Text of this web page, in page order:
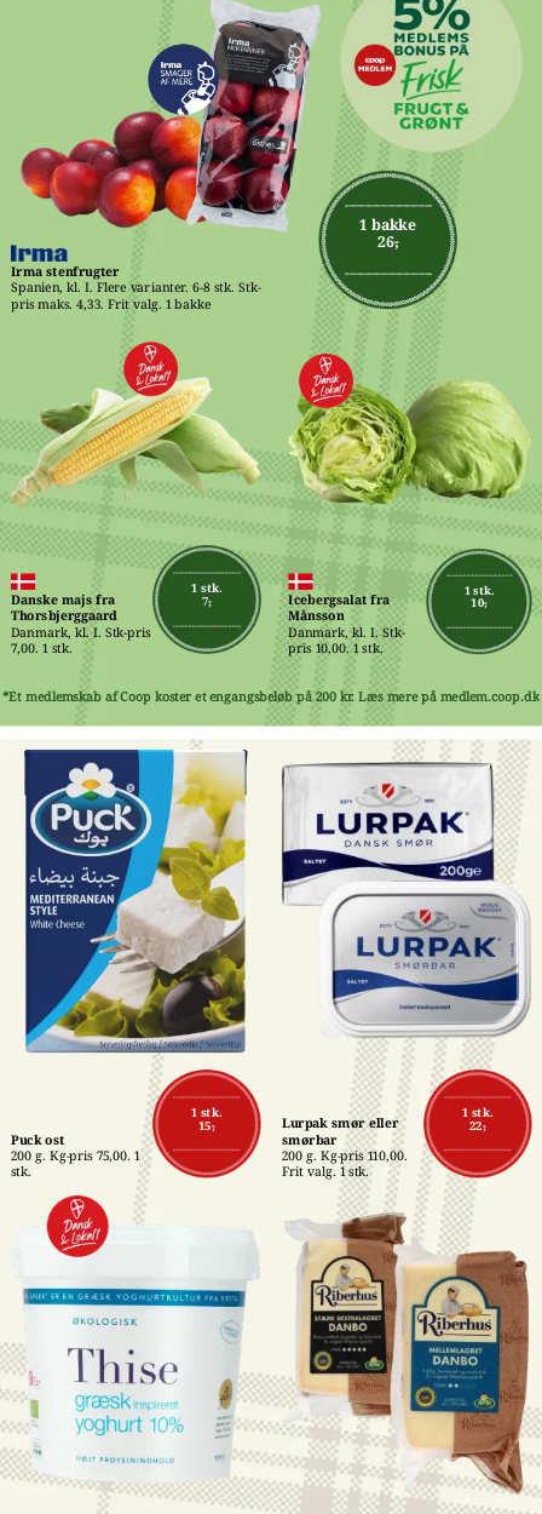
1 stk.
10,-
Icebergsalat fra
Månsson
Danmark, kl. I. Stk-
pris 10,00. 1 stk.
1 bakke
26,-
Irma stenfrugter
Spanien, kl. I. Flere varianter. 6-8 stk. Stk-
pris maks. 4,33. Frit valg. 1 bakke
1 stk.
7,-
Danske majs fra
Thorsbjerggaard
Danmark, kl. I. Stk-pris
7,00. 1 stk.
*Et medlemskab af Coop koster et engangsbeløb på 200 kr. Læs mere på medlem.coop.dk
1 stk.
15,-
Puck ost
200 g. Kg-pris 75,00. 1
stk.
1 stk.
22,-
Lurpak smør eller
smørbar
200 g. Kg-pris 110,00.
Frit valg. 1 stk.